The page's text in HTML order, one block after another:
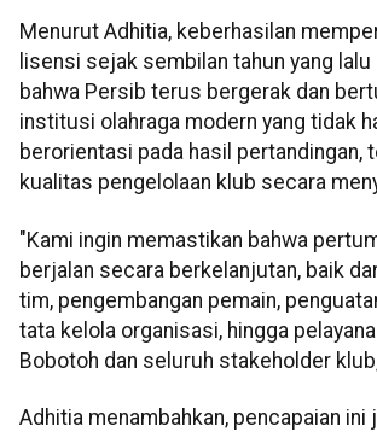
Menurut Adhitia, keberhasilan
lisensi sejak sembilan tahun yang
bahwa Persib terus bergerak dan
institusi olahraga modern yang tidak
berorientasi pada hasil pertandingan,
kualitas pengelolaan klub secara
"Kami ingin memastikan bahwa
berjalan secara berkelanjutan, baik
tim, pengembangan pemain,
tata kelola organisasi, hingga
Bobotoh dan seluruh stakeholder
Adhitia menambahkan, pencapaian ini